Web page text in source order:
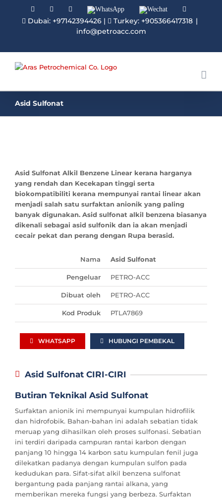
FacebookLinkedinInstagramWhatsApp Wechat
Dubai: +97142394426| Turkey: +905366417318 |
info@petroacc.com
Asid Sulfonat
Asid Sulfonat Alkil Benzene Linear kerana harganya
yang rendah dan Kecekapan tinggi serta
biokompatibiliti kerana mempunyai rantai linear akan
menjadi salah satu surfaktan anionik yang paling
banyak digunakan. Asid sulfonat alkil benzena biasanya
dikenali sebagai asid sulfonik dan ia akan menjadi
cecair pekat dan perang dengan Rupa berasid.
Nama Asid Sulfonat
Pengeluar PETRO-ACC
Dibuat oleh PETRO-ACC
Kod Produk PTLA7869
WHATSAPP HUBUNGI PEMBEKAL
Asid Sulfonat CIRI-CIRI
Butiran Teknikal Asid Sulfonat
Surfaktan anionik ini mempunyai kumpulan hidrofilik
dan hidrofobik. Bahan-bahan ini adalah sebatian tidak
meruap yang dihasilkan oleh proses sulfonasi. Sebatian
ini terdiri daripada campuran rantai karbon dengan
panjang 10 hingga 14 karbon satu kumpulan fenil juga
dilekatkan padanya dengan kumpulan sulfon pada
kedudukan para. Sifat-sifat alkil benzena sulfonat
bergantung pada panjang rantai alkana, yang
memberikan mereka fungsi yang berbeza. Surfaktan